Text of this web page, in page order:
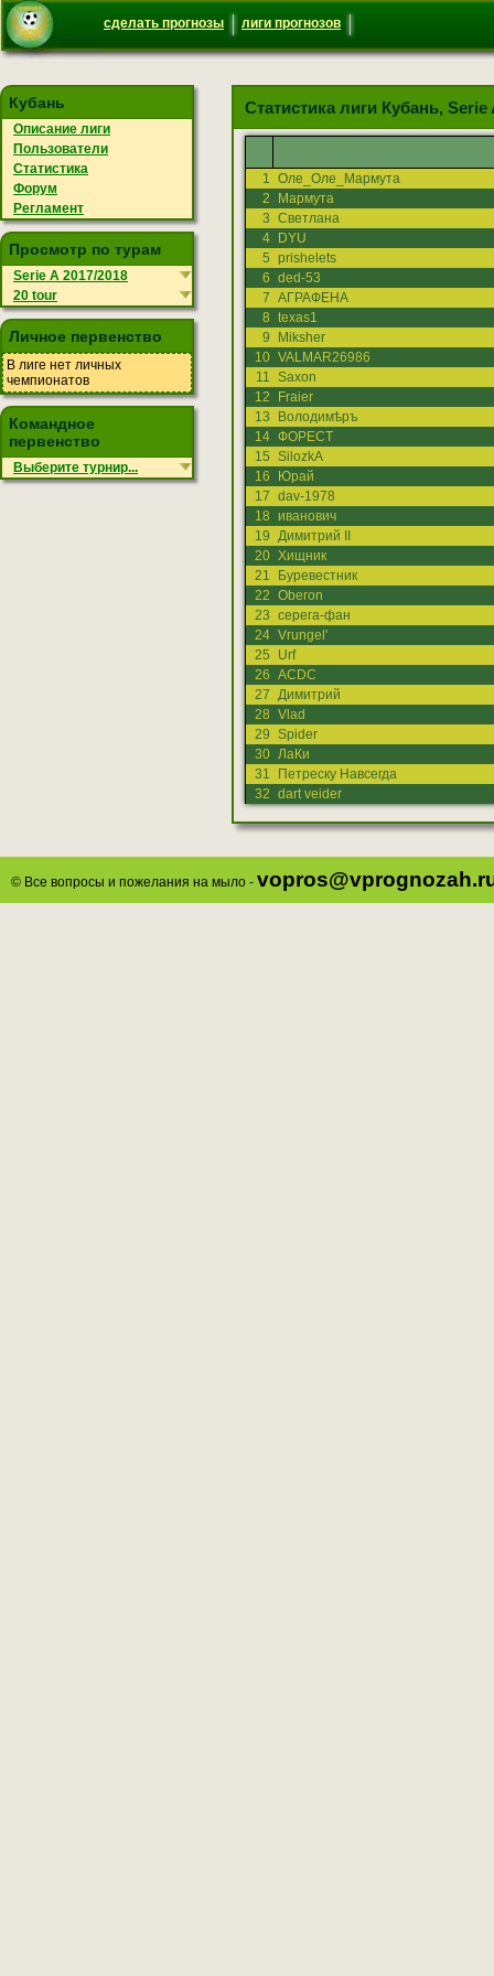
сделать прогнозы лиги прогнозов
Статистика лиги Кубань, Serie
1 Оле_Оле_Мармута
2
Мармута
3 Светлана
4
DYU
5 prishelets
6 ded-53
7 АГРАФЕНА
8 texas1
9
Miksher
10 VALMAR26986
11 Saxon
12
Fraier
13
Володимѣръ
14 ФОРЕСТ
15 SilozkA
16
Юрай
17 dav-1978
18 иванович
19 Димитрий II
20 Хищник
21
Буревестник
22 Oberon
23 серега-фан
24 Vrungel'
25
Urf
26 ACDC
27 Димитрий
28 Vlad
29 Spider
30 ЛаКи
31
Петреску Навсегда
32 dart veider
Кубань
Описание лиги
Пользователи
Статистика
Форум
Регламент
Просмотр по турам
Serie A 2017/2018
20 tour
Личное первенство
В лиге нет личных
чемпионатов
Командное
первенство
Выберите турнир...
© Все вопросы и пожелания на мыло -